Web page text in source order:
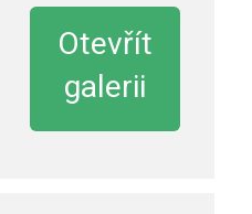
Otevřít
galerii